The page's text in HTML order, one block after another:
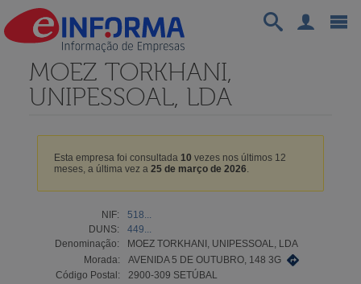
MOEZ TORKHANI,
UNIPESSOAL, LDA
Esta empresa foi consultada 10 vezes nos últimos 12
meses, a última vez a 25 de março de 2026.
NIF:
518...
DUNS:
449...
Denominação:
MOEZ TORKHANI, UNIPESSOAL, LDA
Morada:
AVENIDA 5 DE OUTUBRO, 148 3G
Código Postal:
2900-309 SETÚBAL